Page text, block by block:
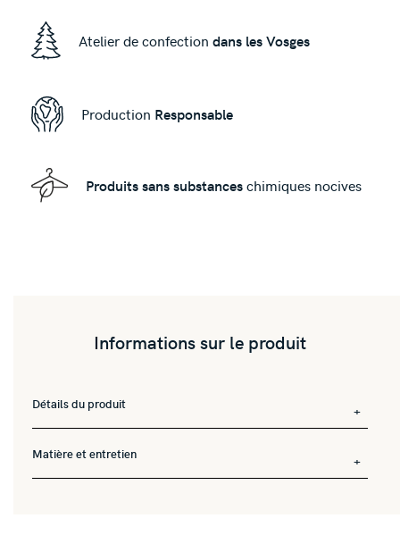
Atelier de confectiondans les Vosges
Production Responsable
Produits sans substanceschimiques nocives
Informations sur le produit
Détails du produit
Manche longue.
Col claudine.
Matière et entretien